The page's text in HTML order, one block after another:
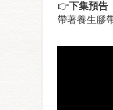
👉下集預告
帶著養生膠